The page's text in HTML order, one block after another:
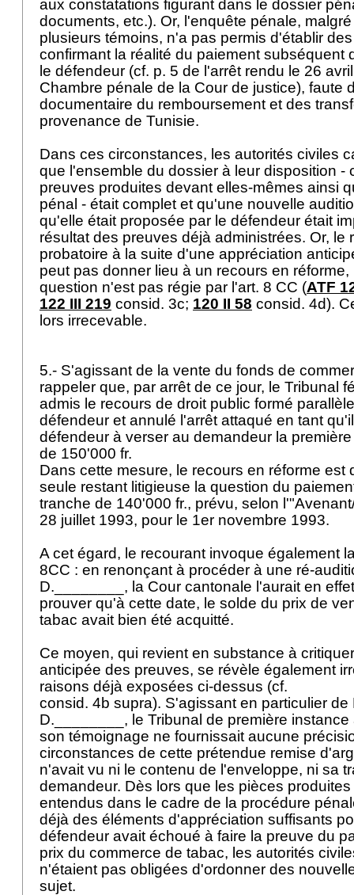
aux constatations figurant dans le dossier
documents, etc.). Or, l'enquête pénale,
plusieurs témoins, n'a pas permis d'établir
confirmant la réalité du paiement subséquent
le défendeur (cf. p. 5 de l'arrêt rendu le 26
Chambre pénale de la Cour de justice), faute
documentaire du remboursement et des
provenance de Tunisie.
Dans ces circonstances, les autorités civiles
que l'ensemble du dossier à leur disposition -
preuves produites devant elles-mêmes ainsi
pénal - était complet et qu'une nouvelle
qu'elle était proposée par le défendeur était
résultat des preuves déjà administrées. Or, le
probatoire à la suite d'une appréciation
peut pas donner lieu à un recours en
question n'est pas régie par l'art. 8 CC (ATF
122 III 219 consid. 3c; 120 II 58 consid. 4d).
lors irrecevable.
5.- S'agissant de la vente du fonds de
rappeler que, par arrêt de ce jour, le Tribunal
admis le recours de droit public formé
défendeur et annulé l'arrêt attaqué en tant
défendeur à verser au demandeur la
de 150'000 fr.
Dans cette mesure, le recours en réforme est
seule restant litigieuse la question du
tranche de 140'000 fr., prévu, selon
28 juillet 1993, pour le 1er novembre 1993.
A cet égard, le recourant invoque également
8CC : en renonçant à procéder à une ré-
D.________, la Cour cantonale l'aurait en
prouver qu'à cette date, le solde du prix de
tabac avait bien été acquitté.
Ce moyen, qui revient en substance à
anticipée des preuves, se révèle également
raisons déjà exposées ci-dessus (cf.
consid. 4b supra). S'agissant en particulier
D.________, le Tribunal de première
son témoignage ne fournissait aucune
circonstances de cette prétendue remise
n'avait vu ni le contenu de l'enveloppe, ni sa
demandeur. Dès lors que les pièces
entendus dans le cadre de la procédure
déjà des éléments d'appréciation suffisants
défendeur avait échoué à faire la preuve du
prix du commerce de tabac, les autorités
n'étaient pas obligées d'ordonner des
sujet.